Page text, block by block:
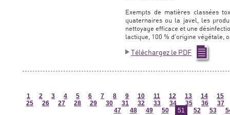
Exempts de matières classées
quaternaires ou la javel, les
nettoyage efficace et une
lactique, 100 % d'origine végétale,
Téléchargez le PDF
1 2 3 4 5 6 7 8 9 10 11 12 13 14
15
25
26 27 28 29 30 31 32 33 34 35 36
37
47
48 49 50 51 52 53